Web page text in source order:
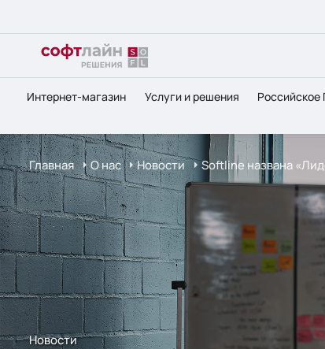
Интернет-магазин Услуги и решения Российское
Главная О нас Новости Softline названа
Новости